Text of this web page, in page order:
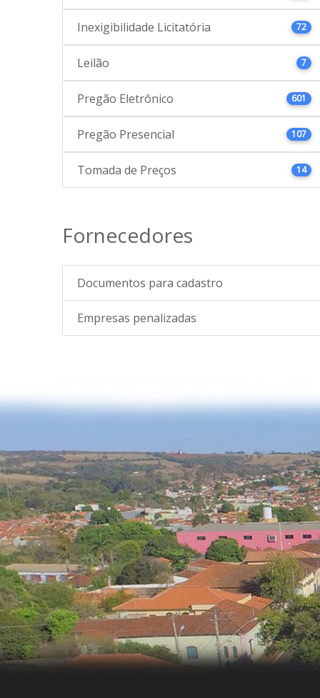
Inexigibilidade Licitatória 72
Leilão 7
Pregão Eletrônico 601
Pregão Presencial 107
Tomada de Preços 14
Fornecedores
Documentos para cadastro
Empresas penalizadas